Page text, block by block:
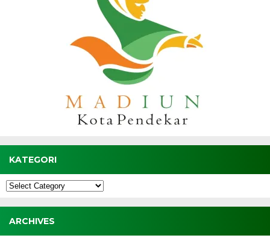
KATEGORI
Kategori
ARCHIVES